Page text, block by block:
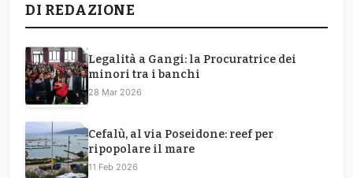
DI REDAZIONE
Legalità a Gangi: la Procuratrice dei
minori tra i banchi
28 Mar 2026
Cefalù, al via Poseidone: reef per
ripopolare il mare
11 Feb 2026